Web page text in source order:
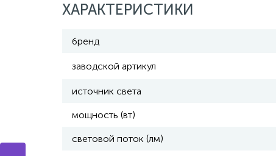
ХАРАКТЕРИСТИКИ
бренд
заводской артикул
источник света
мощность (вт)
световой поток (лм)